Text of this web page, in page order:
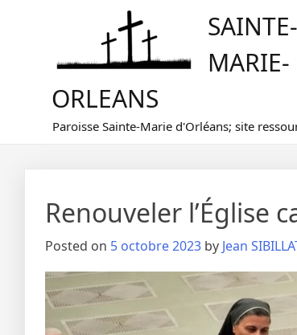
SAINTE-
MARIE-
ORLEANS
Paroisse Sainte-Marie d'Orléans; site
Renouveler l’Église
Posted on 5 octobre 2023 by Jean